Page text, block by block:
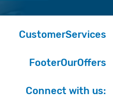
CustomerServices
FooterOurOffers
Connect with us: